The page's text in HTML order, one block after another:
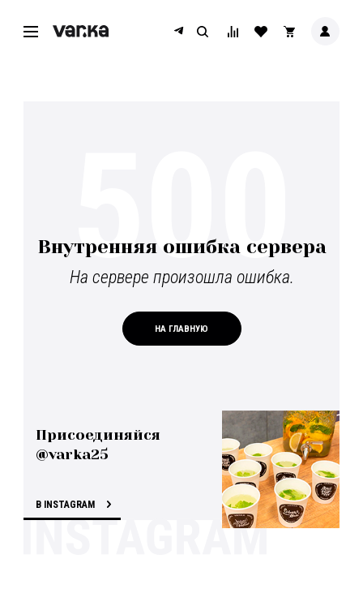
Внутренняя ошибка сервера
На сервере произошла ошибка.
НА ГЛАВНУЮ
500
Присоединяйся
@varka25
В INSTAGRAM